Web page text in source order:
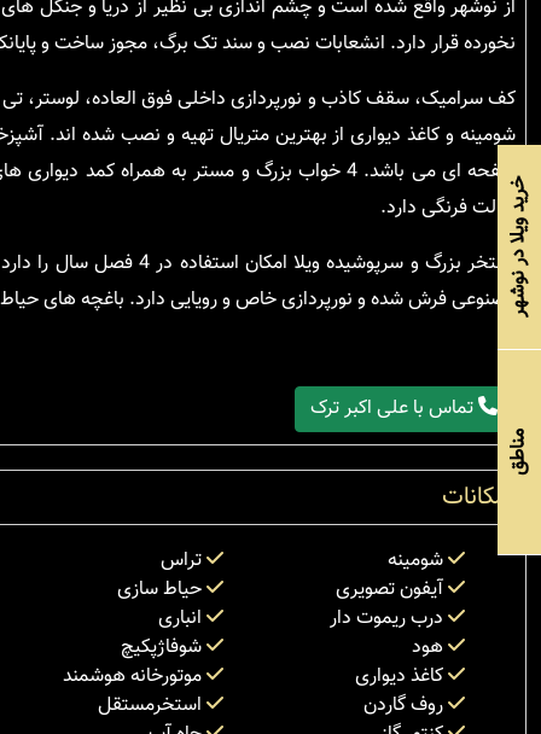
از نوشهر واقع شده است و چشم اندازی بی نظیر از دریا و جنگل های سرسبز شمال دارد.
نخورده قرار دارد. انشعابات نصب و سند تک برگ، مجوز ساخت و
کف سرامیک، سقف کاذب و نورپردازی داخلی فوق العاده، لوستر،
شومینه و کاغذ دیواری از بهترین متریال تهیه و نصب شده اند.
صفحه ای می باشد. 4 خواب بزرگ و مستر به همراه
توالت فرنگی دارد.
مصنوعی فرش شده و نورپردازی خاص و رویایی دارد. باغچه های حیاط
تماس با علی اکبر ترک
امکانات
شومینه
تراس
آیفون تصویری
حیاط سازی
درب ریموت دار
انباری
هود
شوفاژپکیچ
کاغذ دیواری
موتورخانه هوشمند
روف گاردن
استخرمستقل
خرید ویلا در نوشهر
مناطق